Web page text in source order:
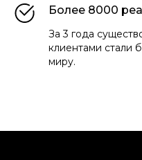
Более 8000
За 3 года
клиентами стали
миру.